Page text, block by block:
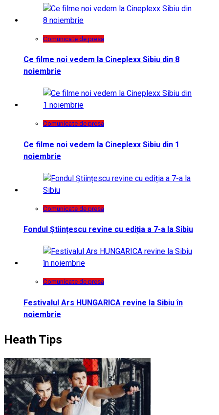
Comunicate de presa
Ce filme noi vedem la Cineplexx Sibiu din 8
noiembrie
Comunicate de presa
Ce filme noi vedem la Cineplexx Sibiu din 1
noiembrie
Comunicate de presa
Fondul Științescu revine cu ediția a 7-a la Sibiu
Comunicate de presa
Festivalul Ars HUNGARICA revine la Sibiu în
noiembrie
Heath Tips